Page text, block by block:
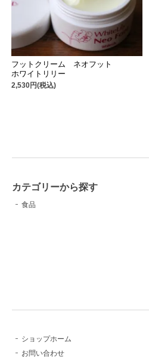
フットクリーム ネオフット
ホワイトリリー
2,530円(税込)
カテゴリーから探す
食品
ショップホーム
お問い合わせ